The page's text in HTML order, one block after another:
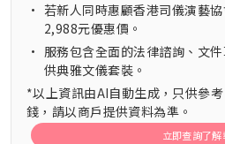
• 若新人同時惠顧香港司儀演藝
2,988元優惠價。
• 服務包含全面的法律諮詢、文
供典雅文儀套裝。
*以上資訊由AI自動生成，只供參
錢，請以商戶提供資料為準。
立即查詢了解